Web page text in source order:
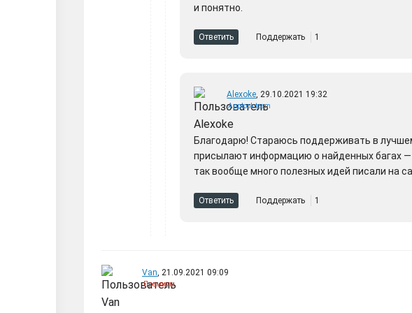
и понятно.
Ответить Поддержать 1
Alexoke, 29.10.2021 19:32
Applook team
Благодарю! Стараюсь поддерживать в
присылают информацию о найденных багах
так вообще много полезных идей писали на
Ответить Поддержать 1
Van, 21.09.2021 09:09
Премиум